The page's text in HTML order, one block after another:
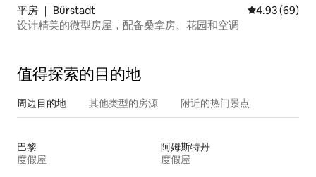
平房 ｜ Bürstadt 平均评分 4.93
4.93 (69)
设计精美的微型房屋，配备桑拿房、花园和空调
值得探索的目的地
周边目的地 其他类型的房源 附近的热门景点
巴黎
度假屋
阿姆斯特丹
度假屋